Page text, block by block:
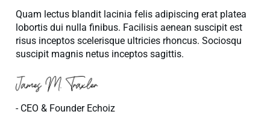
Quam lectus blandit lacinia felis adipiscing erat platea
lobortis dui nulla finibus. Facilisis aenean suscipit est
risus inceptos scelerisque ultricies rhoncus. Sociosqu
suscipit magnis netus inceptos sagittis.
- CEO & Founder Echoiz